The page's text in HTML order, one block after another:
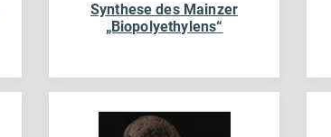
Synthese des Mainzer
„Biopolyethylens“